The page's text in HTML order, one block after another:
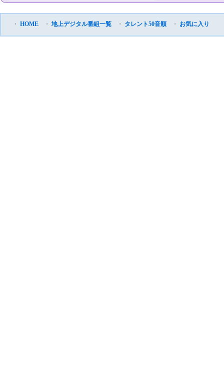
・ HOME ・ 地上デジタル番組一覧 ・ タレント50音順 ・ お気に入り